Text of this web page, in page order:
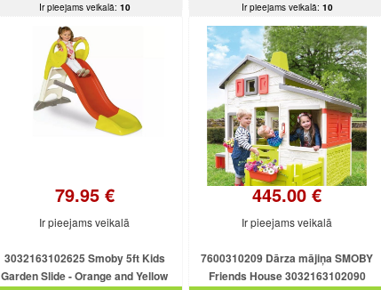
Ir pieejams veikalā: 10 Ir pieejams veikalā: 10
79.95 €
Ir pieejams veikalā
3032163102625 Smoby 5ft Kids
Garden Slide - Orange and Yellow
445.00 €
Ir pieejams veikalā
7600310209 Dārza mājiņa SMOBY
Friends House 3032163102090